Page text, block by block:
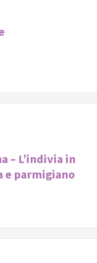
– L’indivia in
e parmigiano